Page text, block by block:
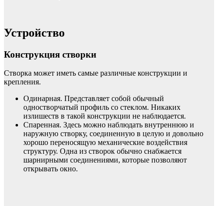
Устройство
Конструкция створки
Створка может иметь самые различные конструкции и
крепления.
Одинарная. Представляет собой обычный
одностворчатый профиль со стеклом. Никаких
излишеств в такой конструкции не наблюдается.
Спаренная. Здесь можно наблюдать внутреннюю и
наружную створку, соединенную в целую и довольно
хорошо переносящую механические воздействия
структуру. Одна из створок обычно снабжается
шарнирными соединениями, которые позволяют
открывать окно.